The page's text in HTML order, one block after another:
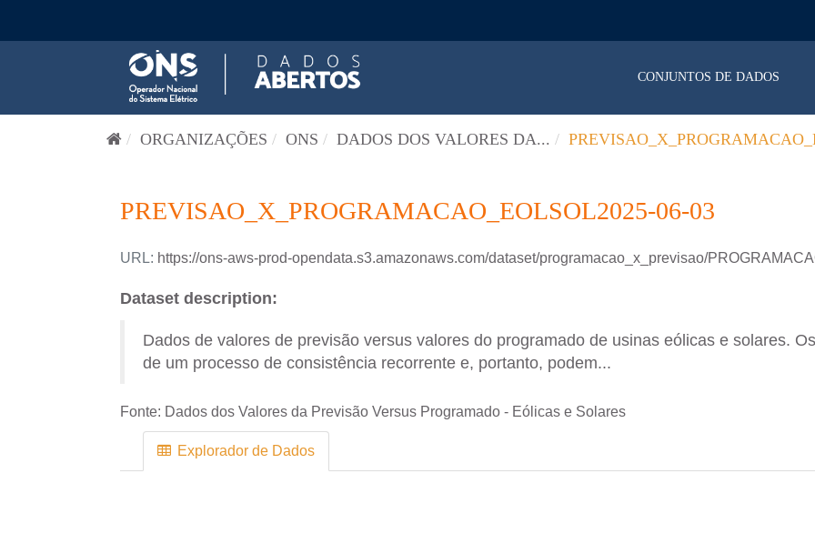
CONJUNTOS DE DADOS
ORGANIZAÇÕES ONS DADOS DOS VALORES DA...
PREVISAO_X_PROGRAMACAO_EOLSOL2025-06-03
URL: https://ons-aws-prod-opendata.s3.amazonaws.com/dataset/programacao_x_previsao/
Dataset description:
Dados de valores de previsão versus valores do programado de usinas eólicas e solares.
de um processo de consistência recorrente e, portanto, podem...
Fonte: Dados dos Valores da Previsão Versus Programado - Eólicas e Solares
Explorador de Dados